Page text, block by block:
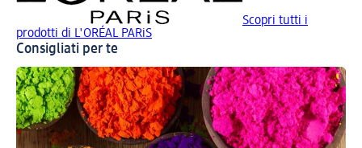
Scopri tutti i
prodotti di L'ORÉAL PARiS
Consigliati per te